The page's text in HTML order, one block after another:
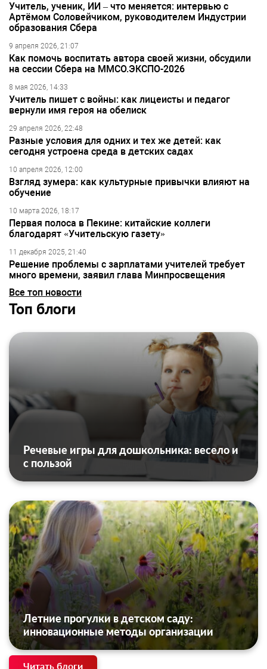
Учитель, ученик, ИИ – что меняется: интервью с
Артёмом Соловейчиком, руководителем Индустрии
образования Сбера
9 апреля 2026, 21:07
Как помочь воспитать автора своей жизни, обсудили
на сессии Сбера на ММСО.ЭКСПО-2026
8 мая 2026, 14:33
Учитель пишет с войны: как лицеисты и педагог
вернули имя героя на обелиск
29 апреля 2026, 22:48
Разные условия для одних и тех же детей: как
сегодня устроена среда в детских садах
10 апреля 2026, 12:00
Взгляд зумера: как культурные привычки влияют на
обучение
10 марта 2026, 18:17
Первая полоса в Пекине: китайские коллеги
благодарят «Учительскую газету»
11 декабря 2025, 21:40
Решение проблемы с зарплатами учителей требует
много времени, заявил глава Минпросвещения
Все топ новости
Топ блоги
Речевые игры для дошкольника: весело и
с пользой
Летние прогулки в детском саду:
инновационные методы организации
Читать блоги